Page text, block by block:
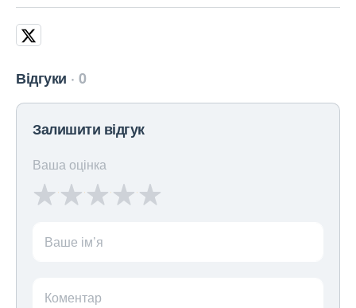
Відгуки 0
Залишити відгук
Ваша оцінка
Ваше ім’я
Коментар